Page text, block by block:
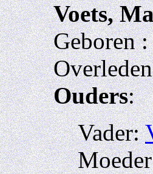
Voets,
Geboren
Ouders:
Vader: